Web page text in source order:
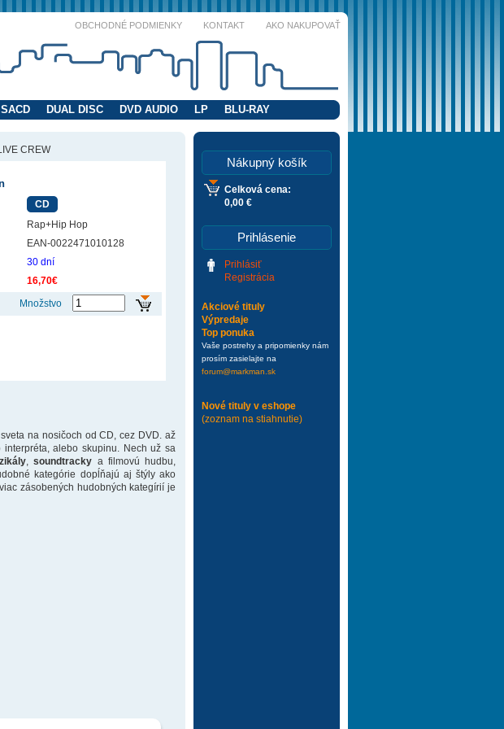
OBCHODNÉ PODMIENKY KONTAKT AKO NAKUPOVAŤ
SACD DUAL DISC DVD AUDIO LP BLU-RAY
CREW
CD
Rap+Hip Hop
EAN-0022471010128
30 dní
16,70€
Množstvo
na nosičoch od CD, cez DVD. až
alebo skupinu. Nech už sa
,soundtracky a filmovú hudbu,
kategórie dopĺňajú aj štýly ako
zásobených hudobných kategírií je
Nákupný košík
Celková cena:
0,00 €
Prihlásenie
Prihlásiť
Registrácia
Akciové tituly
Výpredaje
Top ponuka
Vaše postrehy a pripomienky nám
prosím zasielajte na
forum@markman.sk
Nové tituly v eshope
(zoznam na stiahnutie)